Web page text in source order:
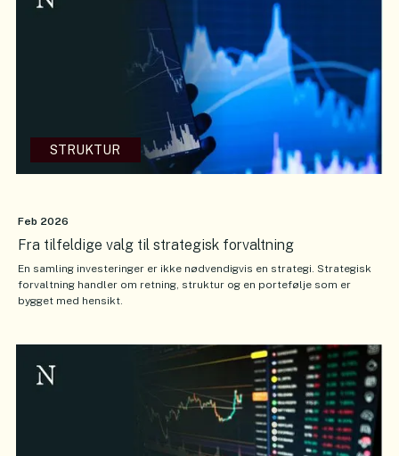
STRUKTUR
Feb 2026
Fra tilfeldige valg til strategisk forvaltning
En samling investeringer er ikke nødvendigvis en strategi. Strategisk
forvaltning handler om retning, struktur og en portefølje som er
bygget med hensikt.